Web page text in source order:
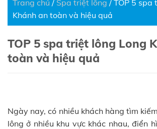
Trang chủ / Spa triệt lông / TOP 5 spa
Khánh an toàn và hiệu quả
TOP 5 spa triệt lông Long
toàn và hiệu quả
Ngày nay, có nhiều khách hàng tìm
lông ở nhiều khu vực khác nhau, điển